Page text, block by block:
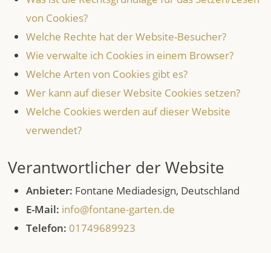
von Cookies?
Welche Rechte hat der Website-Besucher?
Wie verwalte ich Cookies in einem Browser?
Welche Arten von Cookies gibt es?
Wer kann auf dieser Website Cookies setzen?
Welche Cookies werden auf dieser Website
verwendet?
Verantwortlicher der Website
Anbieter: Fontane Mediadesign, Deutschland
E-Mail: info@fontane-garten.de
Telefon: 01749689923